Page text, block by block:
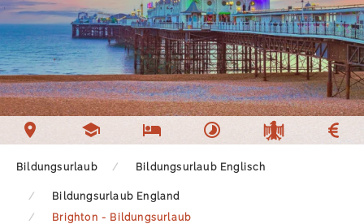
Bildungsurlaub Bildungsurlaub Englisch
Bildungsurlaub England
Brighton - Bildungsurlaub